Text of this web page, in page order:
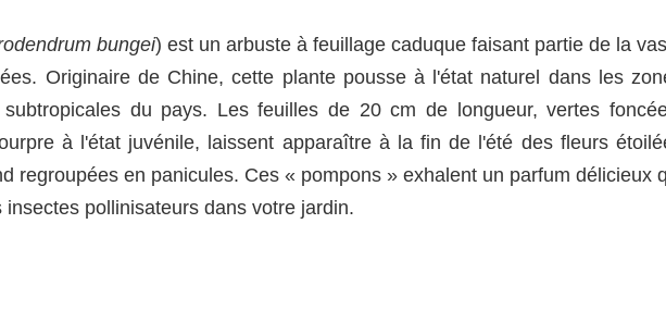
bungei) est un arbuste à feuillage caduque faisant partie de la
Originaire de Chine, cette plante pousse à l'état naturel dans les
du pays. Les feuilles de 20 cm de longueur, vertes
à l'état juvénile, laissent apparaître à la fin de l'été des fleurs
regroupées en panicules. Ces « pompons » exhalent un parfum délicieux
pollinisateurs dans votre jardin.